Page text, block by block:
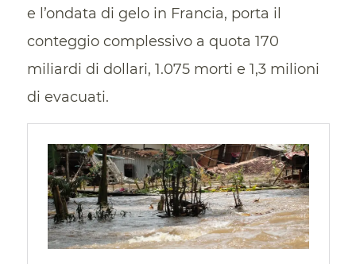
e l’ondata di gelo in Francia, porta il
conteggio complessivo a quota 170
miliardi di dollari, 1.075 morti e 1,3 milioni
di evacuati.